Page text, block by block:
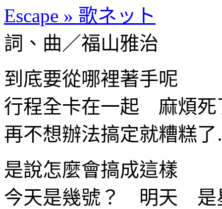
Escape » 歌ネット
詞、曲／福山雅治
到底要從哪裡著手呢
行程全卡在一起 麻煩死
再不想辦法搞定就糟糕
是說怎麼會搞成這樣
今天是幾號？ 明天 是